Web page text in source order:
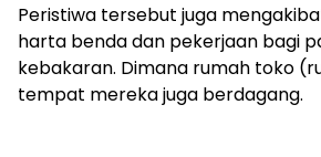
Peristiwa tersebut juga
harta benda dan pekerjaan bagi
kebakaran. Dimana rumah toko
tempat mereka juga berdagang.